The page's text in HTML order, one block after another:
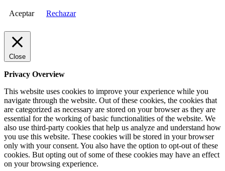
Aceptar Rechazar
Close
Privacy Overview
This website uses cookies to improve your experience while you
navigate through the website. Out of these cookies, the cookies that
are categorized as necessary are stored on your browser as they are
essential for the working of basic functionalities of the website. We
also use third-party cookies that help us analyze and understand how
you use this website. These cookies will be stored in your browser
only with your consent. You also have the option to opt-out of these
cookies. But opting out of some of these cookies may have an effect
on your browsing experience.